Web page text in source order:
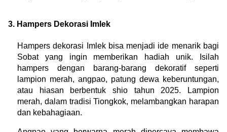
3. Hampers Dekorasi Imlek
Hampers dekorasi Imlek bisa menjadi ide menarik bagi
Sobat yang ingin memberikan hadiah unik. Isilah
hampers dengan barang-barang dekoratif seperti
lampion merah, angpao, patung dewa keberuntungan,
atau hiasan berbentuk shio tahun 2025. Lampion
merah, dalam tradisi Tiongkok, melambangkan harapan
dan kebahagiaan.